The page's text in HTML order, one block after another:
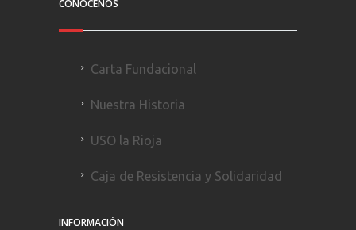
CONÓCENOS
Carta Fundacional
Nuestra Historia
USO la Rioja
Caja de Resistencia y Solidaridad
INFORMACIÓN